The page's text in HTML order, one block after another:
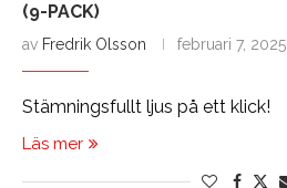
(9-PACK)
av Fredrik Olsson februari 7, 2025
Stämningsfullt ljus på ett klick!
Läs mer